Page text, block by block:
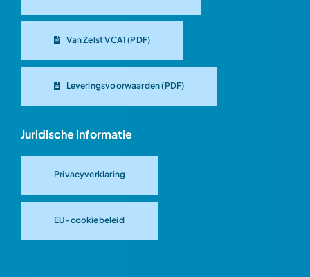
Van Zelst VCA1 (PDF)
Leveringsvoorwaarden (PDF)
Juridische informatie
Privacyverklaring
EU-cookiebeleid